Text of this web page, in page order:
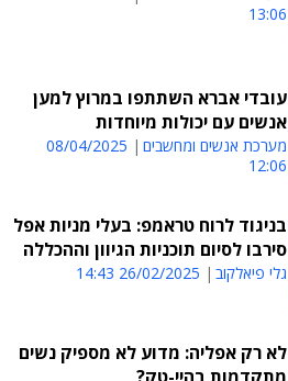
13:06
עובדי אברא השתתפו במרוץ למען
אנשים עם יכולות מיוחדות
מערכת אנשים ומחשבים
08/04/2025
12:06
בניגוד לרוח טראמפ: בעלי מניות אפל
סירבו לסיום תוכניות הגיוון וההכללה
גלי פיאלקוב 26/02/2025 14:43
לא רק אפליה: מדוע לא מספיק נשים